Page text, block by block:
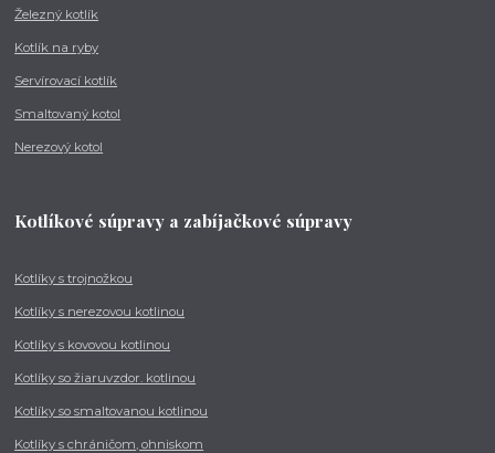
Železný kotlík
Kotlík na ryby
Servírovací kotlík
Smaltovaný kotol
Nerezový kotol
Kotlíkové súpravy a zabíjačkové súpravy
Kotlíky s trojnožkou
Kotlíky s nerezovou kotlinou
Kotlíky s kovovou kotlinou
Kotlíky so žiaruvzdor. kotlinou
Kotlíky so smaltovanou kotlinou
Kotlíky s chráničom, ohniskom